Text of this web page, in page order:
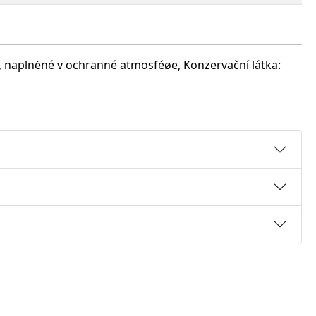
v ochranné atmosféøe, Konzervační látka: